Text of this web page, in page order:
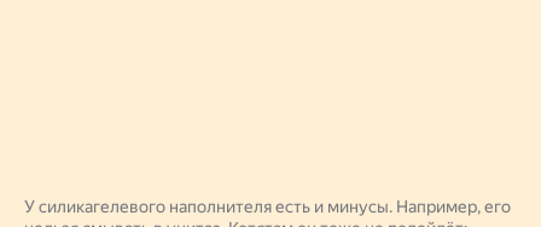
У силикагелевого наполнителя есть и минусы. Например, его